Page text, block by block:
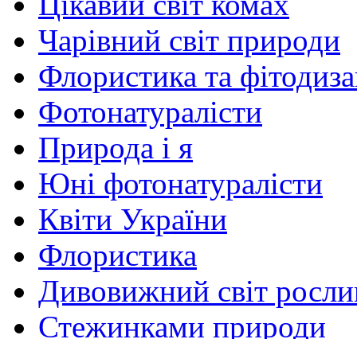
Чарівний світ природи
Флористика та
Фотонатуралісти
Природа і я
Юні фотонатуралісти
Квіти України
Флористика
Дивовижний світ
Стежинками природи